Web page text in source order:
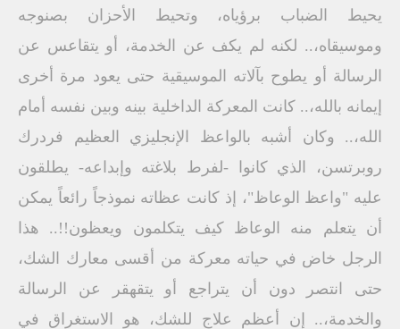
يحيط الضباب برؤياه، وتحيط الأحزان بصنوجه
وموسيقاه،.. لكنه لم يكف عن الخدمة، أو يتقاعس عن
الرسالة أو يطوح بآلاته الموسيقية حتى يعود مرة أخرى
إيمانه بالله،.. كانت المعركة الداخلية بينه وبين نفسه أمام
الله،.. وكان أشبه بالواعظ الإنجليزي العظيم فردرك
روبرتسن، الذي كانوا -لفرط بلاغته وإبداعه- يطلقون
عليه "واعظ الوعاظ"، إذ كانت عظاته نموذجاً رائعاً يمكن
أن يتعلم منه الوعاظ كيف يتكلمون ويعظون!!.. هذا
الرجل خاض في حياته معركة من أقسى معارك الشك،
حتى انتصر دون أن يتراجع أو يتقهقر عن الرسالة
والخدمة،.. إن أعظم علاج للشك، هو الاستغراق في